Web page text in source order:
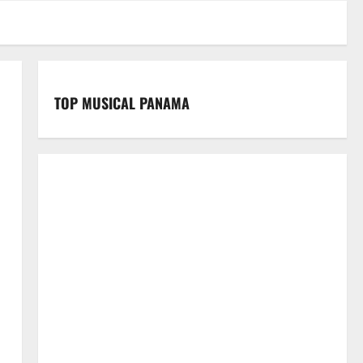
TOP MUSICAL PANAMA